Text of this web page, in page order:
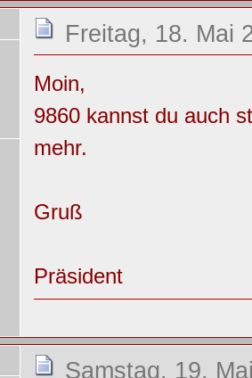
Freitag, 18. Mai
Moin,
9860 kannst du auch
mehr.
Gruß
Präsident
Samstag, 19.